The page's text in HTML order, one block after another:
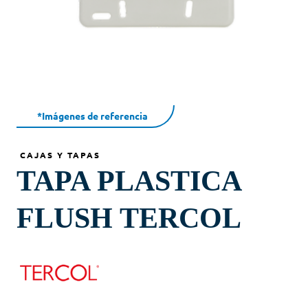
*Imágenes de referencia
CAJAS Y TAPAS
TAPA PLASTICA
FLUSH TERCOL